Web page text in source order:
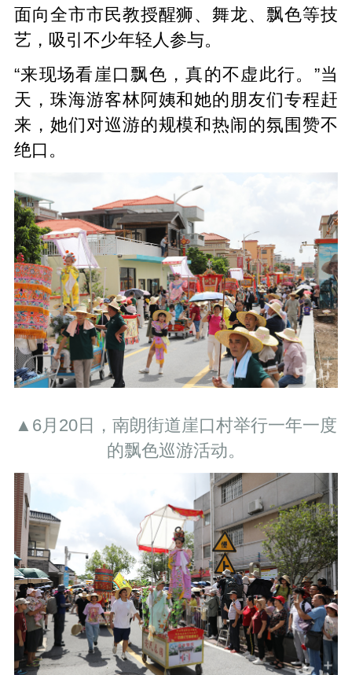
面向全市市民教授醒狮、舞龙、飘色等技
艺，吸引不少年轻人参与。
“来现场看崖口飘色，真的不虚此行。”当
天，珠海游客林阿姨和她的朋友们专程赶
来，她们对巡游的规模和热闹的氛围赞不
绝口。
▲6月20日，南朗街道崖口村举行一年一度
的飘色巡游活动。